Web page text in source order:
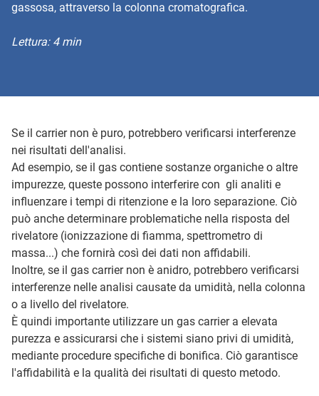
gassosa, attraverso la colonna cromatografica.
Lettura: 4 min
Se il carrier non è puro, potrebbero verificarsi interferenze
nei risultati dell'analisi.
Ad esempio, se il gas contiene sostanze organiche o altre
impurezze, queste possono interferire con gli analiti e
influenzare i tempi di ritenzione e la loro separazione. Ciò
può anche determinare problematiche nella risposta del
rivelatore (ionizzazione di fiamma, spettrometro di
massa...) che fornirà così dei dati non affidabili.
Inoltre, se il gas carrier non è anidro, potrebbero verificarsi
interferenze nelle analisi causate da umidità, nella colonna
o a livello del rivelatore.
È quindi importante utilizzare un gas carrier a elevata
purezza e assicurarsi che i sistemi siano privi di umidità,
mediante procedure specifiche di bonifica. Ciò garantisce
l'affidabilità e la qualità dei risultati di questo metodo.